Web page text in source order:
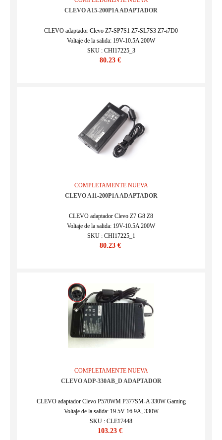
CLEVO A15-200P1A ADAPTADOR
CLEVO adaptador Clevo Z7-SP7S1 Z7-SL7S3 Z7-i7D0
Voltaje de la salida: 19V-10.5A 200W
SKU : CHI17225_3
80.23 €
COMPLETAMENTE NUEVA
CLEVO A11-200P1A ADAPTADOR
CLEVO adaptador Clevo Z7 G8 Z8
Voltaje de la salida: 19V-10.5A 200W
SKU : CHI17225_1
80.23 €
COMPLETAMENTE NUEVA
CLEVO ADP-330AB_D ADAPTADOR
CLEVO adaptador Clevo P570WM P377SM-A 330W Gaming
Voltaje de la salida: 19.5V 16.9A, 330W
SKU : CLE17448
103.23 €